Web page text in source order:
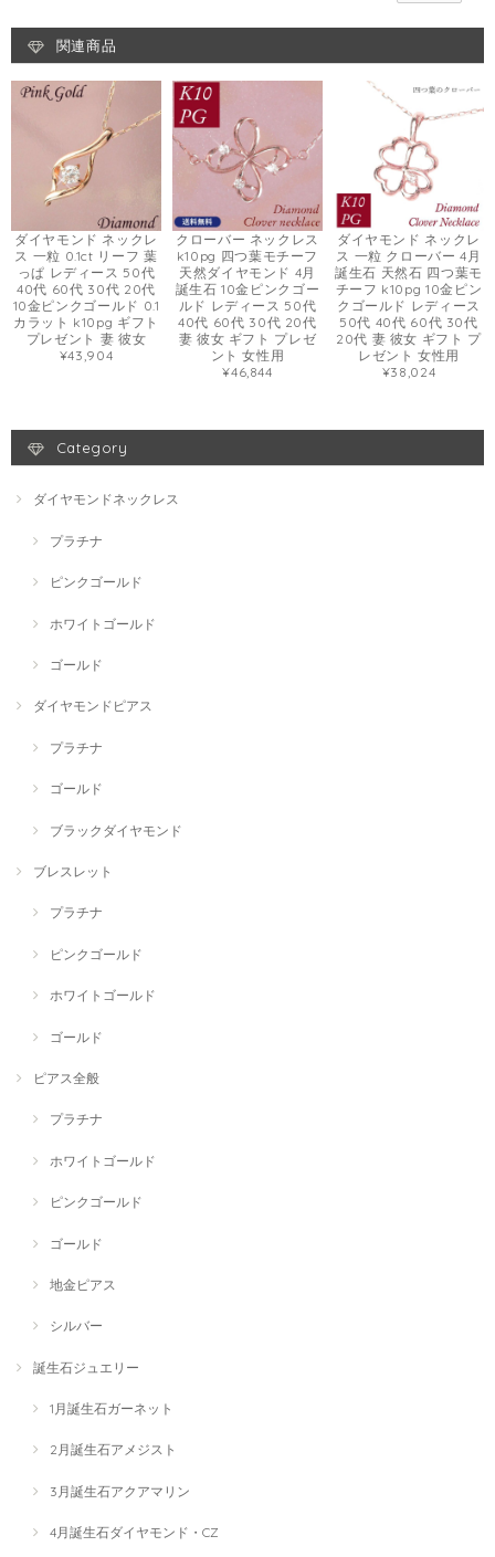
関連商品
ダイヤモンド ネックレ
ス 一粒 0.1ct リーフ 葉
っぱ レディース 50代
40代 60代 30代 20代
10金ピンクゴールド 0.1
カラット k10pg ギフト
プレゼント 妻 彼女
¥43,904
クローバー ネックレス
k10pg 四つ葉モチーフ
天然ダイヤモンド 4月
誕生石 10金ピンクゴー
ルド レディース 50代
40代 60代 30代 20代
妻 彼女 ギフト プレゼ
ント 女性用
¥46,844
ダイヤモンド ネックレ
ス 一粒 クローバー 4月
誕生石 天然石 四つ葉モ
チーフ k10pg 10金ピン
クゴールド レディース
50代 40代 60代 30代
20代 妻 彼女 ギフト プ
レゼント 女性用
¥38,024
Category
ダイヤモンドネックレス
プラチナ
ピンクゴールド
ホワイトゴールド
ゴールド
ダイヤモンドピアス
プラチナ
ゴールド
ブラックダイヤモンド
ブレスレット
プラチナ
ピンクゴールド
ホワイトゴールド
ゴールド
ピアス全般
プラチナ
ホワイトゴールド
ピンクゴールド
ゴールド
地金ピアス
シルバー
誕生石ジュエリー
1月誕生石ガーネット
2月誕生石アメジスト
3月誕生石アクアマリン
4月誕生石ダイヤモンド・CZ